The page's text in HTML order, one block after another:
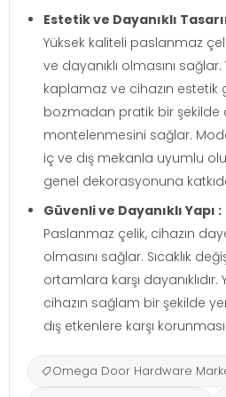
Estetik ve Dayanıklı
Yüksek kaliteli paslanmaz
ve dayanıklı olmasını
kaplamaz ve cihazın estetik
bozmadan pratik bir şekilde
montelenmesini sağlar.
iç ve dış mekanla uyumlu
genel dekorasyonuna
Güvenli ve Dayanıklı Yapı :
Paslanmaz çelik, cihazın
olmasını sağlar. Sıcaklık
ortamlara karşı
cihazın sağlam bir şekilde
dış etkenlere karşı
Omega Door Hardware